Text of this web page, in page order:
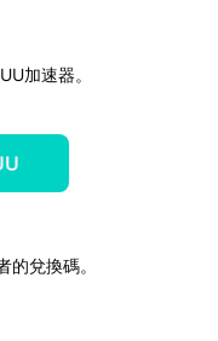
加速器。
兌換碼。